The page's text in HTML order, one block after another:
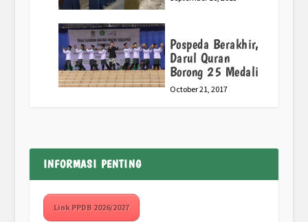
Pospeda Berakhir,
Darul Quran
Borong 25 Medali
October 21, 2017
INFORMASI PENTING
Link PPDB 2026/2027